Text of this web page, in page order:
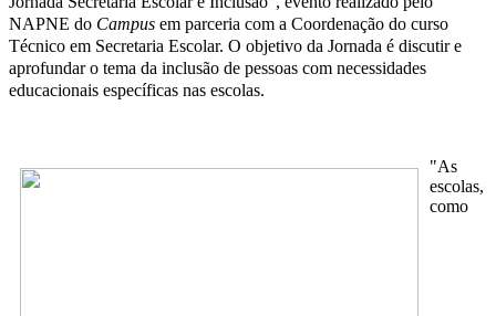
NAPNE do Campus em parceria com a Coordenação do curso
Técnico em Secretaria Escolar. O objetivo da Jornada é discutir e
aprofundar o tema da inclusão de pessoas com necessidades
educacionais específicas nas escolas.
"As
escolas,
como